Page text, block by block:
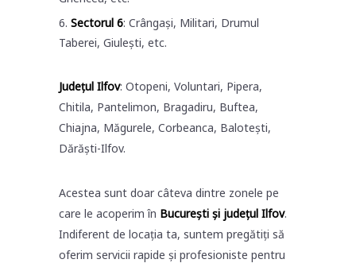
Sectorul 6: Crângași, Militari, Drumul
Taberei, Giulești, etc.
Județul Ilfov: Otopeni, Voluntari, Pipera,
Chitila, Pantelimon, Bragadiru, Buftea,
Chiajna, Măgurele, Corbeanca, Balotești,
Dărăști-Ilfov.
Acestea sunt doar câteva dintre zonele pe
care le acoperim în București și județul Ilfov.
Indiferent de locația ta, suntem pregătiți să
oferim servicii rapide și profesioniste pentru